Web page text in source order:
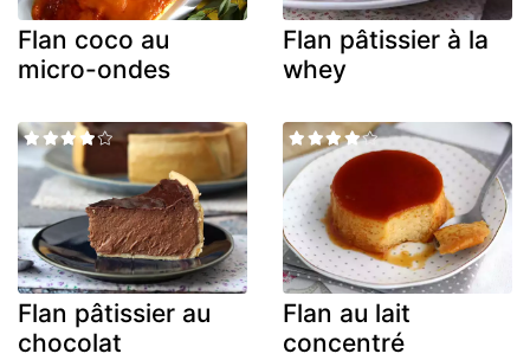
Flan coco au
micro-ondes
Flan pâtissier à la
whey
Flan pâtissier au
chocolat
Flan au lait
concentré